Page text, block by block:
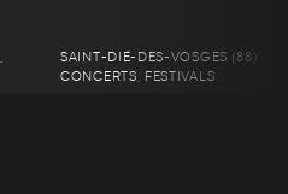
SAINT-DIÉ-DES-VOSGES (88) •
CONCERTS, FESTIVALS